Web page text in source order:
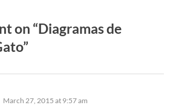
on “Diagramas de
says:
March 27, 2015 at 9:57 am